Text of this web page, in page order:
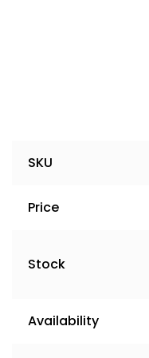
SKU
Price
Stock
Availability